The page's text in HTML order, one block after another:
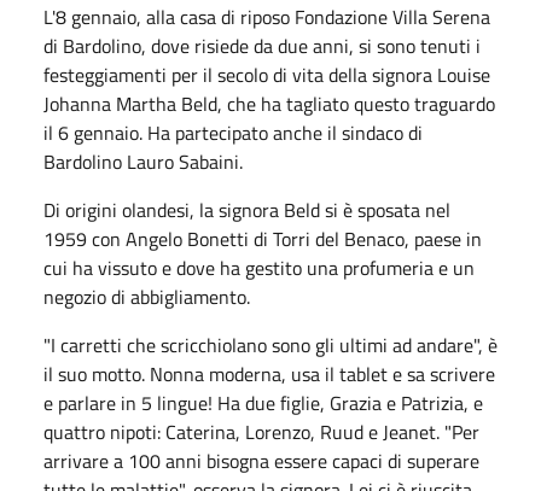
L'8 gennaio, alla casa di riposo Fondazione Villa Serena
di Bardolino, dove risiede da due anni, si sono tenuti i
festeggiamenti per il secolo di vita della signora Louise
Johanna Martha Beld, che ha tagliato questo traguardo
il 6 gennaio. Ha partecipato anche il sindaco di
Bardolino Lauro Sabaini.
Di origini olandesi, la signora Beld si è sposata nel
1959 con Angelo Bonetti di Torri del Benaco, paese in
cui ha vissuto e dove ha gestito una profumeria e un
negozio di abbigliamento.
"I carretti che scricchiolano sono gli ultimi ad andare", è
il suo motto. Nonna moderna, usa il tablet e sa scrivere
e parlare in 5 lingue! Ha due figlie, Grazia e Patrizia, e
quattro nipoti: Caterina, Lorenzo, Ruud e Jeanet. "Per
arrivare a 100 anni bisogna essere capaci di superare